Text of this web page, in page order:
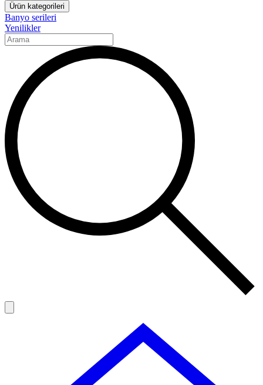
Ürün kategorileri
Banyo serileri
Yenilikler